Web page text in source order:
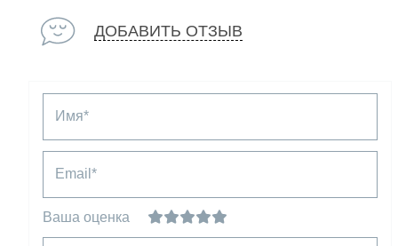
ДОБАВИТЬ ОТЗЫВ
Имя*
Email*
Ваша оценка